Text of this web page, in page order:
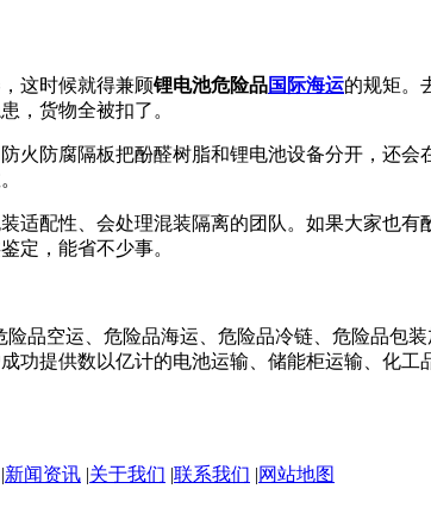
这时候就得兼顾锂电池危险品国际海运的规矩。
，货物全被扣了。
火防腐隔板把酚醛树脂和锂电池设备分开，还
适配性、会处理混装隔离的团队。如果大家也
定，能省不少事。
品空运、危险品海运、危险品冷链、危险品包
提供数以亿计的电池运输、储能柜运输、化工
|新闻资讯 |关于我们 |联系我们 |网站地图